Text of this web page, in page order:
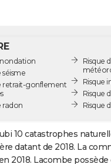
TV
séisme
retrait-gonflement
radon
Risque
Risque
Risque
Risque
10 catastrophes
datant de 2018. La
2018. Lacombe